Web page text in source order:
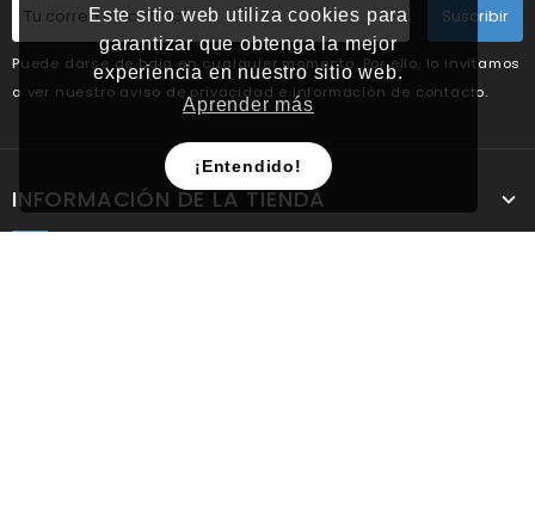
Este sitio web utiliza cookies para
garantizar que obtenga la mejor
experiencia en nuestro sitio web.
Aprender más
¡Entendido!
Suscribir
Puede darse de baja en cualquier momento. Por ello, lo invitamos
a ver nuestro aviso de privacidad e información de contacto.
INFORMACIÓN DE LA TIENDA